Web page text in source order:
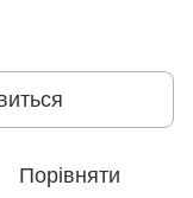
Порівняти